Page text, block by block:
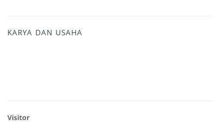
KARYA DAN USAHA
Visitor